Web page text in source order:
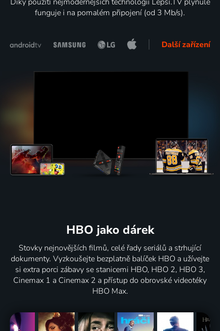
funguje i na pomalém připojení (od 3 Mb/s).
Další zařízení
HBO jako dárek
Stovky nejnovějších filmů, celé řady seriálů a strhující
dokumenty. Vyzkoušejte bezplatně balíček HBO a užívejte
si extra porci zábavy se stanicemi HBO, HBO 2, HBO 3,
Cinemax 1 a Cinemax 2 a přístup do obrovské videotéky
HBO Max.